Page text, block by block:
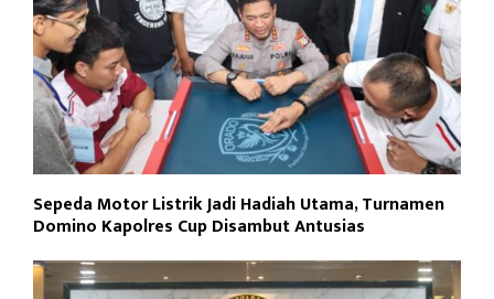
Sepeda Motor Listrik Jadi Hadiah Utama, Turnamen
Domino Kapolres Cup Disambut Antusias